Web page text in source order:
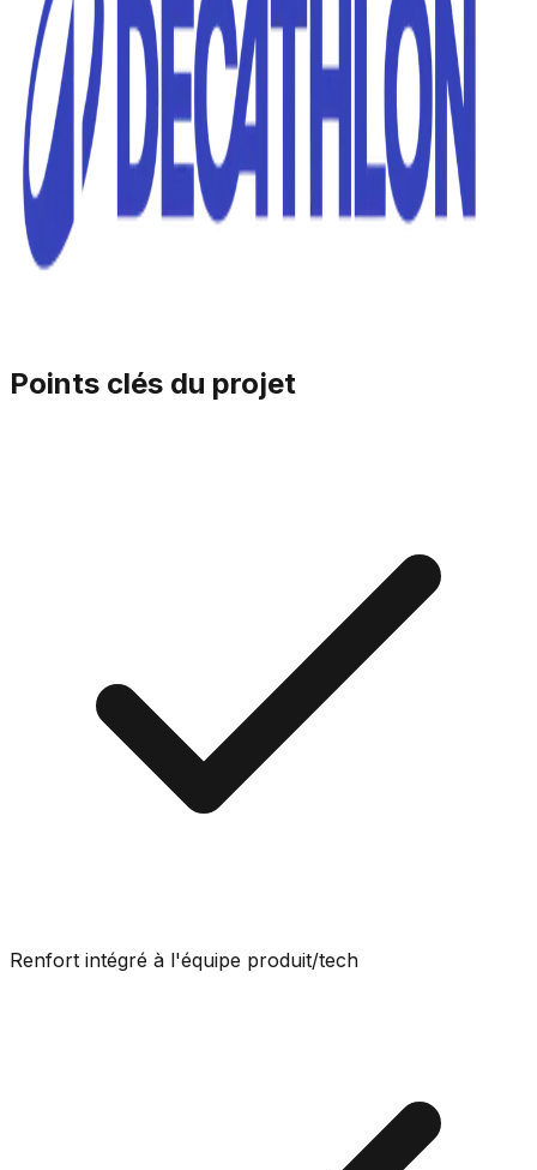
Points clés du projet
Renfort intégré à l'équipe produit/tech